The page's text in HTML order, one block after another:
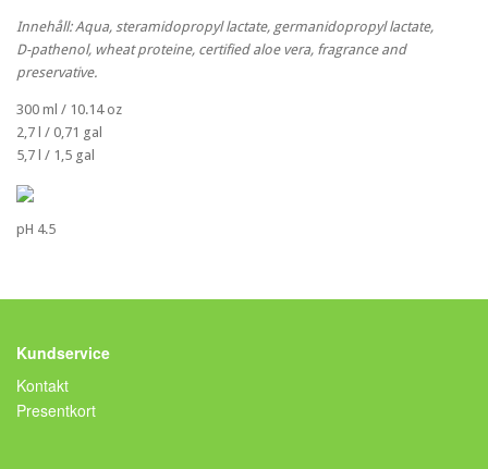
Innehåll: Aqua, steramidopropyl lactate, germanidopropyl lactate,
D-pathenol, wheat proteine, certified aloe vera, fragrance and
preservative.
300 ml / 10.14 oz
2,7 l / 0,71 gal
5,7 l / 1,5 gal
pH 4.5
Kundservice
Kontakt
Presentkort